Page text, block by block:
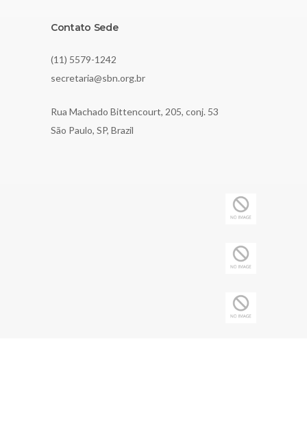
Contato Sede
(11) 5579-1242
secretaria@sbn.org.br
Rua Machado Bittencourt, 205, conj. 53
São Paulo, SP, Brazil